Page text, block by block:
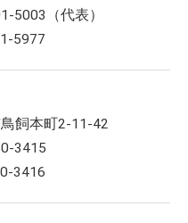
5003（代表）
5977
飼本町2-11-42
3415
3416